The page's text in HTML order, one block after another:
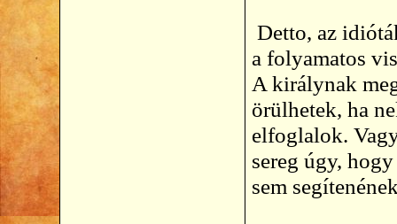
Detto, az
a folyamatos
A királynak
örülhetek, ha
elfoglalok.
sereg úgy,
sem